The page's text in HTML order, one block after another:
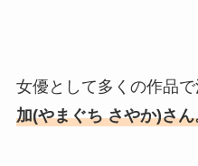
女優として多くの作品で
加(やまぐち さやか)さん